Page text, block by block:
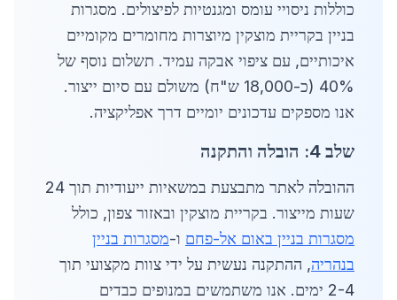
כוללות ניסויי עומס ומגנטיות לפיצולים. מסגרות
בניין בקריית מוצקין מיוצרות מחומרים מקומיים
איכותיים, עם ציפוי אבקה עמיד. תשלום נוסף של
40% (כ-18,000 ש"ח) משולם עם סיום ייצור.
אנו מספקים עדכונים יומיים דרך אפליקציה.
שלב 4: הובלה והתקנה
ההובלה לאתר מתבצעת במשאיות ייעודיות תוך 24
שעות מייצור. בקריית מוצקין ובאזור צפון, כולל
מסגרות בניין באום אל-פחם ו-מסגרות בניין
בנהריה, ההתקנה נעשית על ידי צוות מקצועי תוך
2-4 ימים. אנו משתמשים במנופים כבדים